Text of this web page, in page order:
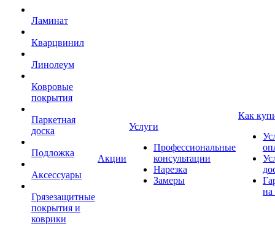
Ламинат
Кварцвинил
Линолеум
Ковровые
покрытия
Паркетная
доска
Подложка
Аксессуары
Грязезащитные
покрытия и
коврики
Акции
Услуги
Профессиональные
консультации
Нарезка
Замеры
Как
на